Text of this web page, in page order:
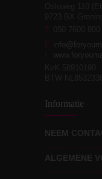
T
E
Informatie
NEEM
ALGEMENE